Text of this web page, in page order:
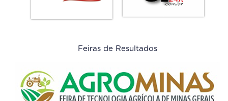
Feiras de Resultados